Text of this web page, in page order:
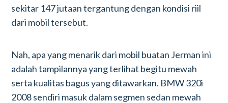
sekitar 147 jutaan tergantung dengan kondisi riil
dari mobil tersebut.
Nah, apa yang menarik dari mobil buatan Jerman ini
adalah tampilannya yang terlihat begitu mewah
serta kualitas bagus yang ditawarkan. BMW 320i
2008 sendiri masuk dalam segmen sedan mewah